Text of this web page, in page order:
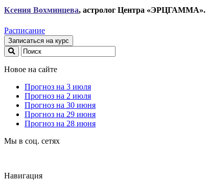
Ксения Вохминцева, астролог Центра «ЭРЦГАММА».
Расписание
Записаться на курс
Новое на сайте
Прогноз на 3 июля
Прогноз на 2 июля
Прогноз на 30 июня
Прогноз на 29 июня
Прогноз на 28 июня
Мы в соц. сетях
Навигация